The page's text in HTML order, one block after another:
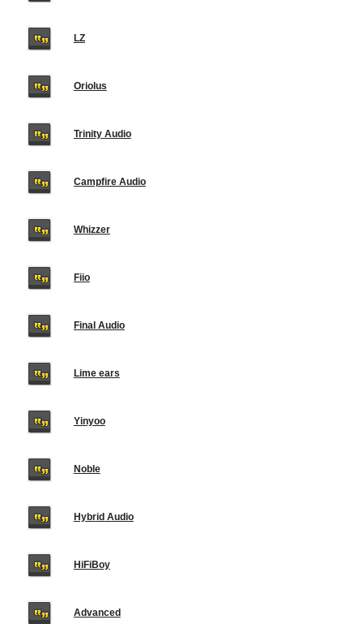
LZ
Oriolus
Trinity Audio
Campfire Audio
Whizzer
Fiio
Final Audio
Lime ears
Yinyoo
Noble
Hybrid Audio
HiFiBoy
Advanced